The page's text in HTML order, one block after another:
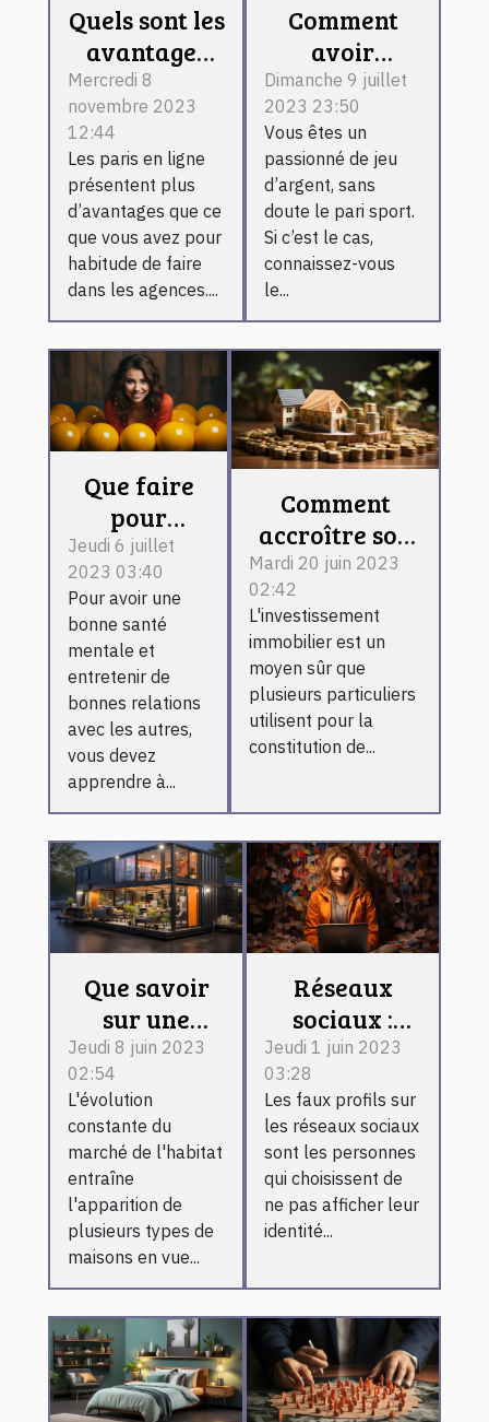
Quels sont les
avantages
d’un pari
sportif en
ligne ?
Mercredi 8
novembre 2023
12:44
Les paris en ligne
présentent plus
d’avantages que ce
que vous avez pour
habitude de faire
dans les agences....
Comment
avoir
l’application
1xbet sur son
téléphone
Android ?
Dimanche 9 juillet
2023 23:50
Vous êtes un
passionné de jeu
d’argent, sans
doute le pari sport.
Si c’est le cas,
connaissez-vous
le...
Que faire
pour
maîtriser
ses
émotions ?
Jeudi 6 juillet
2023 03:40
Pour avoir une
bonne santé
mentale et
entretenir de
bonnes relations
avec les autres,
vous devez
apprendre à...
Comment
accroître son
investissement
malgré la
variation des
taux du
secteur
immobilier ?
Mardi 20 juin 2023
02:42
L'investissement
immobilier est un
moyen sûr que
plusieurs particuliers
utilisent pour la
constitution de...
Que savoir
sur une
maison
container ?
Jeudi 8 juin 2023
02:54
L'évolution
constante du
marché de l'habitat
entraîne
l'apparition de
plusieurs types de
maisons en vue...
Réseaux
sociaux :
comment
reconnaître
un faux
profil ?
Jeudi 1 juin 2023
03:28
Les faux profils sur
les réseaux sociaux
sont les personnes
qui choisissent de
ne pas afficher leur
identité...